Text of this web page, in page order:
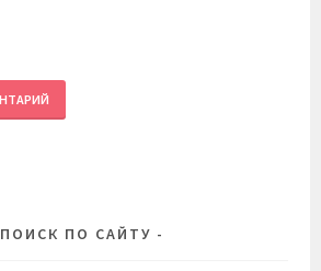
ПОИСК ПО САЙТУ